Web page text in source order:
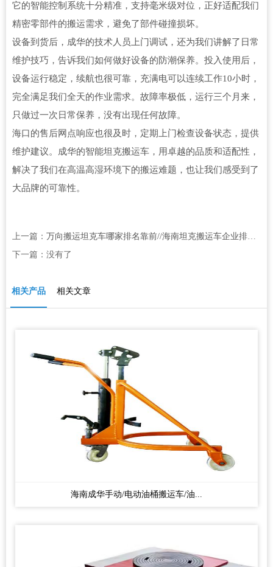
它的智能控制系统十分精准，支持毫米级对位，正好适配我们
精密零部件的搬运需求，避免了部件碰撞损坏。
设备到货后，成华的技术人员上门调试，还为我们讲解了日常
维护技巧，告诉我们如何做好设备的防潮保养。投入使用后，
设备运行稳定，续航也很可靠，充满电可以连续工作10小时，
完全满足我们全天的作业需求。故障率极低，运行三个月来，
只做过一次日常保养，没有出现任何故障。
海口的售后网点响应也很及时，定期上门检查设备状态，提供
维护建议。成华的智能坦克搬运车，用卓越的品质和适配性，
解决了我们在高温高湿环境下的搬运难题，也让我们感受到了
大品牌的可靠性。
上一篇： 万向搬运坦克车哪家排名靠前//海南坦克搬运车企业排行榜单
下一篇：没有了
相关产品 相关文章
海南成华手动/电动油桶搬运车/油...